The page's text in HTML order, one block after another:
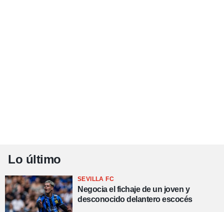
Lo último
SEVILLA FC
Negocia el fichaje de un joven y
desconocido delantero escocés